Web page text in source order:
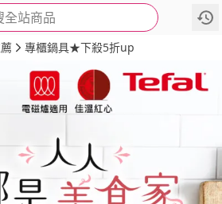
全站商品
詳情
專櫃鍋具★下殺5折up